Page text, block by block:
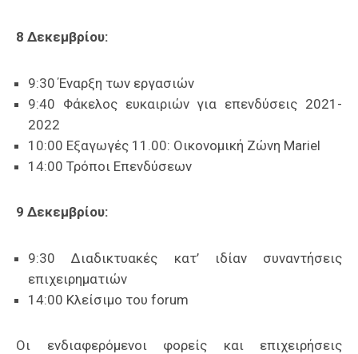
8 Δεκεμβρίου:
9:30 Έναρξη των εργασιών
9:40 Φάκελος ευκαιριών για επενδύσεις 2021-
2022
10:00 Εξαγωγές 11.00: Οικονομική Ζώνη Mariel
14:00 Τρόποι Επενδύσεων
9 Δεκεμβρίου:
9:30 Διαδικτυακές κατ’ ιδίαν συναντήσεις
επιχειρηματιών
14:00 Κλείσιμο του forum
Οι ενδιαφερόμενοι φορείς και επιχειρήσεις